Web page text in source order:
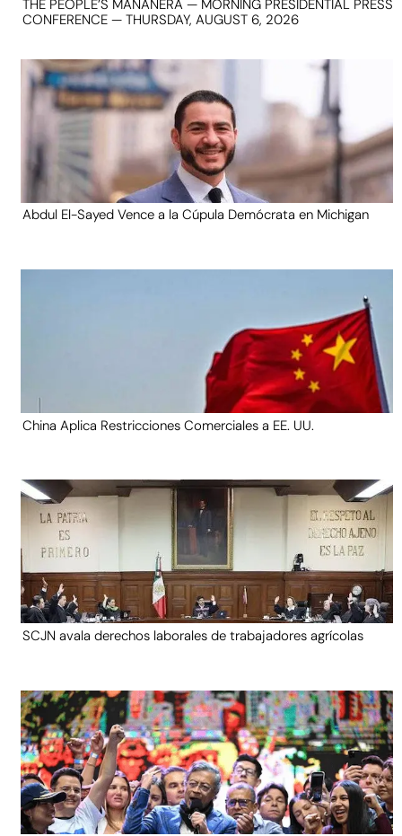
THE PEOPLE’S MAÑANERA — MORNING PRESIDENTIAL PRESS
CONFERENCE — THURSDAY, AUGUST 6, 2026
Abdul El-Sayed Vence a la Cúpula Demócrata en Michigan
China Aplica Restricciones Comerciales a EE. UU.
SCJN avala derechos laborales de trabajadores agrícolas